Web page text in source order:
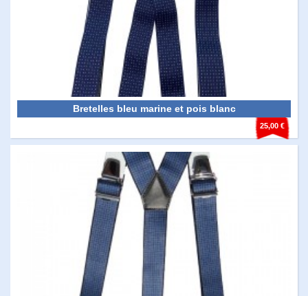
25,00 €
Bretelles bleu marine et pois blanc